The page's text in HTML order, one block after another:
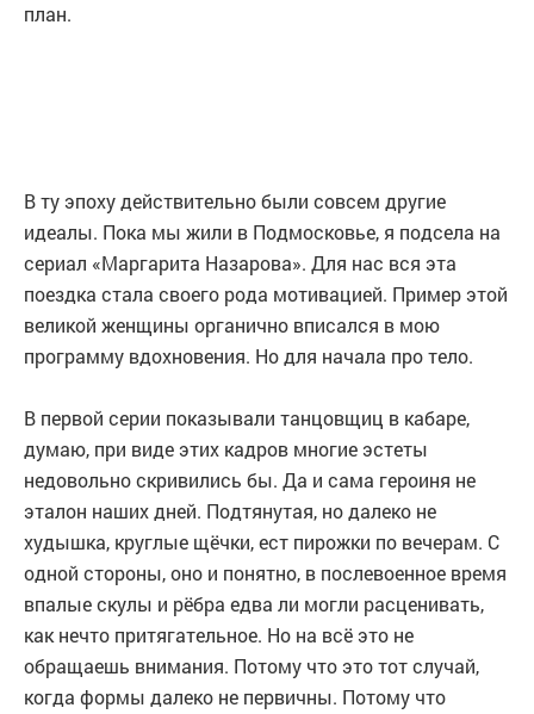
план.
В ту эпоху действительно были совсем другие
идеалы. Пока мы жили в Подмосковье, я подсела на
сериал «Маргарита Назарова». Для нас вся эта
поездка стала своего рода мотивацией. Пример этой
великой женщины органично вписался в мою
программу вдохновения. Но для начала про тело.
В первой серии показывали танцовщиц в кабаре,
думаю, при виде этих кадров многие эстеты
недовольно скривились бы. Да и сама героиня не
эталон наших дней. Подтянутая, но далеко не
худышка, круглые щёчки, ест пирожки по вечерам. С
одной стороны, оно и понятно, в послевоенное время
впалые скулы и рёбра едва ли могли расценивать,
как нечто притягательное. Но на всё это не
обращаешь внимания. Потому что это тот случай,
когда формы далеко не первичны. Потому что